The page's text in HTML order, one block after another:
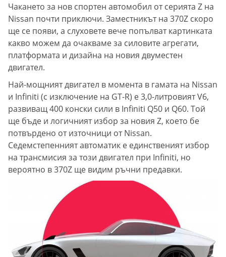
Чакането за нов спортен автомобил от серията Z на
Nissan почти приключи. Заместникът на 370Z скоро
ще се появи, а слуховете вече попълват картинката
какво можем да очакваме за силовите агрегати,
платформата и дизайна на новия двуместен
двигател.
Най-мощният двигател в момента в гамата на Nissan
и Infiniti (с изключение на GT-R) е 3,0-литровият V6,
развиващ 400 конски сили в Infiniti Q50 и Q60. Той
ще бъде и логичният избор за новия Z, което бе
потвърдено от източници от Nissan.
Седемстепенният автоматик е единственият избор
на трансмисия за този двигател при Infiniti, но
вероятно в 370Z ще видим ръчни предавки.